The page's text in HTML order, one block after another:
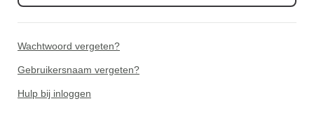
Wachtwoord vergeten?
Gebruikersnaam vergeten?
Hulp bij inloggen